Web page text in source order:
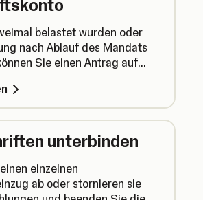
belastet wurden oder
nach Ablauf des Mandats
Sie einen Antrag auf
unterbinden
einzelnen
ab oder stornieren sie